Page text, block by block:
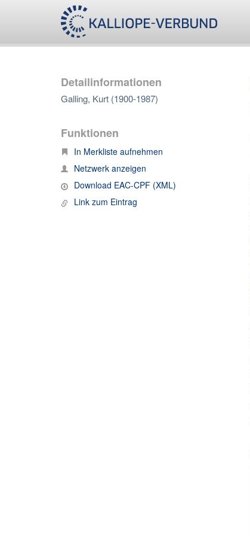
Detailinformationen
Galling, Kurt (1900-1987)
Funktionen
In Merkliste aufnehmen
Netzwerk anzeigen
Download EAC-CPF (XML)
Link zum Eintrag